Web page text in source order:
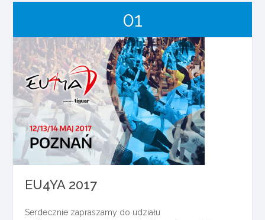
01
maj
2017
EU4YA 2017
Serdecznie zapraszamy do udziału